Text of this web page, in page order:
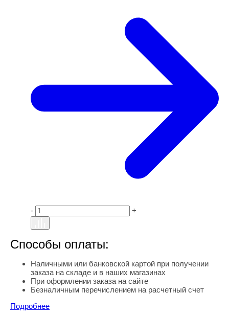
- +
Способы оплаты:
Наличными или банковской картой при получении
заказа на складе и в наших магазинах
При оформлении заказа на сайте
Безналичным перечислением на расчетный счет
Подробнее